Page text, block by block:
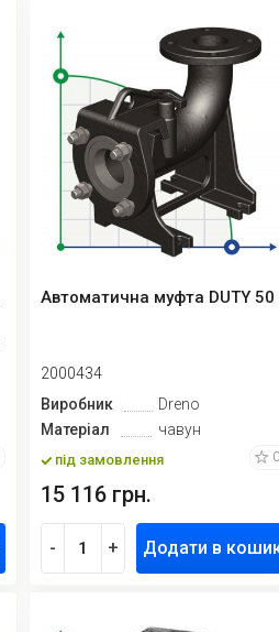
Автоматична муфта DUTY 50
2000434
Виробник
Dreno
Матеріал
чавун
під замовлення 0
15 116 грн.
- + Додати в